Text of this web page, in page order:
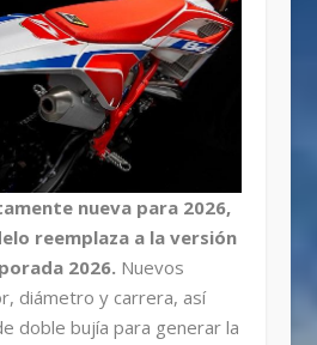
nueva para 2026,
reemplaza a la versión
2026. Nuevos
diámetro y carrera, así
doble bujía para generar la